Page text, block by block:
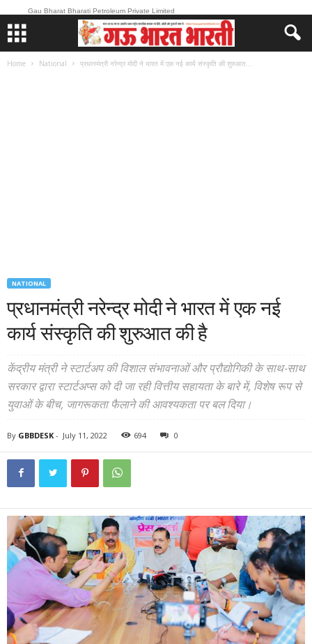
Gau Bharat Bharati Petroleum Private Limited
Home National प्रधानमंत्री नरेन्द्र मोदी ने भारत में एक नई कार्य संस्कृति की शुरुआत...
NATIONAL
प्रधानमंत्री नरेन्द्र मोदी ने भारत में एक नई
कार्य संस्कृति की शुरुआत की है
केंद्रीय मंत्री ने स्टार्टअप की विशाल संभावनाओं और प्रौद्योगिकी के साथ-साथ
सरकार द्वारा स्टार्टअप्स को दी जा रही वित्तीय सहायता के बारे में, विशेष रूप से
युवाओं के बीच, जागरूकता फैलाने की आवश्यकता पर बल दिया।
By GBBDESK - July 11, 2022 694 0